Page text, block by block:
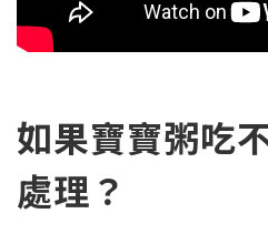
如果寶寶粥吃
處理？